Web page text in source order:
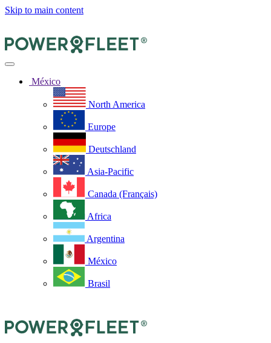
Skip to main content
México
North America
Europe
Deutschland
Asia-Pacific
Canada (Français)
Africa
Argentina
México
Brasil